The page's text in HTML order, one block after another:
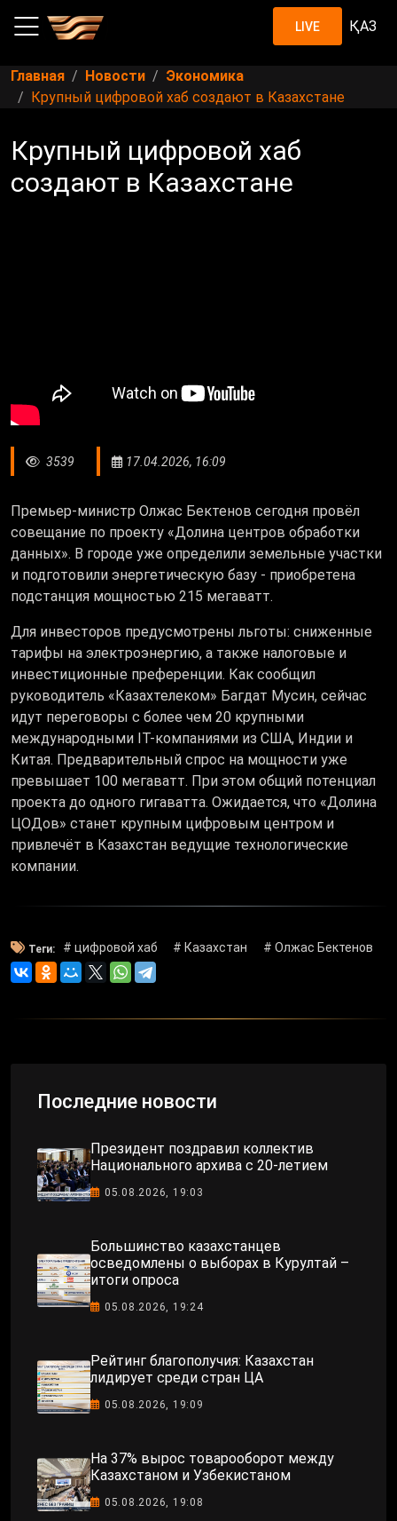
LIVE ҚАЗ
Главная Новости
Экономика
Крупный цифровой хаб создают в Казахстане
Крупный цифровой хаб
создают в Казахстане
3539 17.04.2026, 16:09
Премьер-министр Олжас Бектенов сегодня провёл
совещание по проекту «Долина центров обработки
данных». В городе уже определили земельные участки
и подготовили энергетическую базу - приобретена
подстанция мощностью 215 мегаватт.
Для инвесторов предусмотрены льготы: сниженные
тарифы на электроэнергию, а также налоговые и
инвестиционные преференции. Как сообщил
руководитель «Казахтелеком» Багдат Мусин, сейчас
идут переговоры с более чем 20 крупными
международными IT-компаниями из США, Индии и
Китая. Предварительный спрос на мощности уже
превышает 100 мегаватт. При этом общий потенциал
проекта до одного гигаватта. Ожидается, что «Долина
ЦОДов» станет крупным цифровым центром и
привлечёт в Казахстан ведущие технологические
компании.
Теги: # цифровой хаб # Казахстан # Олжас Бектенов
Последние новости
Президент поздравил коллектив
Национального архива с 20-летием
05.08.2026, 19:03
Большинство казахстанцев
осведомлены о выборах в Курултай –
итоги опроса
05.08.2026, 19:24
Рейтинг благополучия: Казахстан
лидирует среди стран ЦА
05.08.2026, 19:09
На 37% вырос товарооборот между
Казахстаном и Узбекистаном
05.08.2026, 19:08